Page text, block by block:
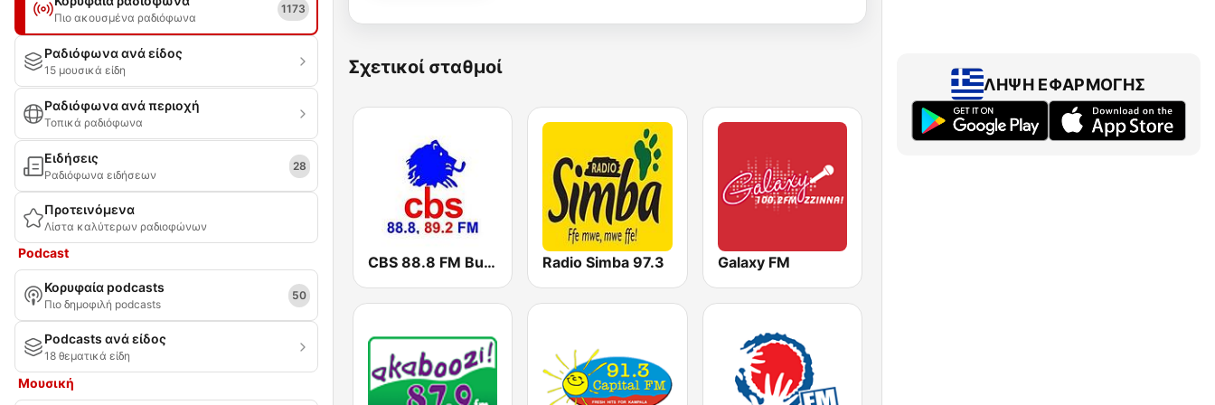
Πιο ακουσμένα ραδιόφωνα
1173
Ραδιόφωνα ανά είδος
15 μουσικά είδη
Ραδιόφωνα ανά περιοχή
Τοπικά ραδιόφωνα
Ειδήσεις
Ραδιόφωνα ειδήσεων
28
Προτεινόμενα
Λίστα καλύτερων ραδιοφώνων
Podcast
Κορυφαία podcasts
Πιο δημοφιλή podcasts
50
Podcasts ανά είδος
18 θεματικά είδη
Μουσική
Σχετικοί σταθμοί
CBS 88.8 FM Buganda Radio Simba 97.3 Galaxy FM
ΛΉΨΗ ΕΦΑΡΜΟΓΉΣ